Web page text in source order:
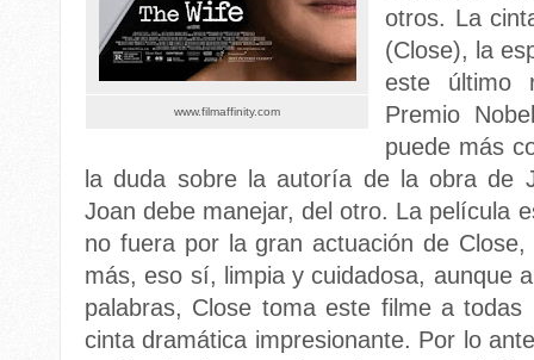
www.filmaffinity.com
otros. La
(Close), la
este último
Premio
puede más
la duda sobre la autoría de la obra de
Joan debe manejar, del otro. La película
no fuera por la gran actuación de
más, eso sí, limpia y cuidadosa, aunque
palabras, Close toma este filme a
cinta dramática impresionante. Por lo